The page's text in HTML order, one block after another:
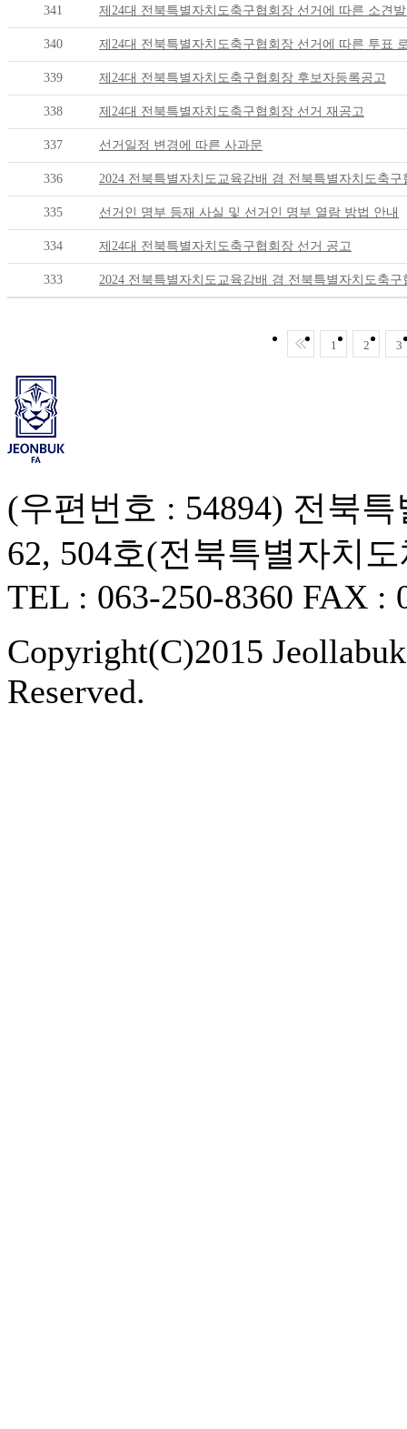
341 제24대 전북특별자치도축구협회장 선거에 따른 소견
340 제24대 전북특별자치도축구협회장 선거에 따른 투표
339 제24대 전북특별자치도축구협회장 후보자등록공고
338 제24대 전북특별자치도축구협회장 선거 재공고
337 선거일정 변경에 따른 사과문
336 2024 전북특별자치도교육감배 겸 전북특별자치도축
335 선거인 명부 등재 사실 및 선거인 명부 열람 방법 안내
334 제24대 전북특별자치도축구협회장 선거 공고
333 2024 전북특별자치도교육감배 겸 전북특별자치도축
1 2 3
(우편번호 : 54894) 전북
62, 504호(전북특별자치
TEL : 063-250-8360 FAX :
Copyright(C)2015
Reserved.